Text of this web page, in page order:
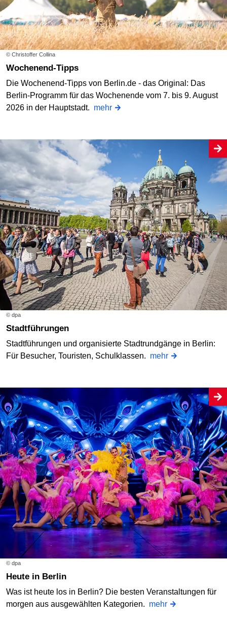
© Christoffer Collina
Wochenend-Tipps
Die Wochenend-Tipps von Berlin.de - das Original: Das
Berlin-Programm für das Wochenende vom 7. bis 9. August
2026 in der Hauptstadt. mehr
© dpa
Stadtführungen
Stadtführungen und organisierte Stadtrundgänge in Berlin:
Für Besucher, Touristen, Schulklassen. mehr
© dpa
Heute in Berlin
Was ist heute los in Berlin? Die besten Veranstaltungen für
morgen aus ausgewählten Kategorien. mehr